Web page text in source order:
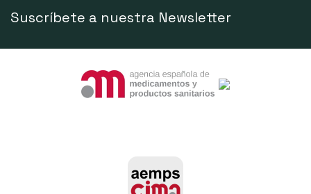
Suscríbete a nuestra Newsletter